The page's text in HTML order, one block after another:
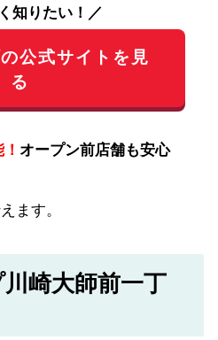
知りたい！／
公式サイトを見
る
オープン前店舗も安心
ます。
崎大師前一丁